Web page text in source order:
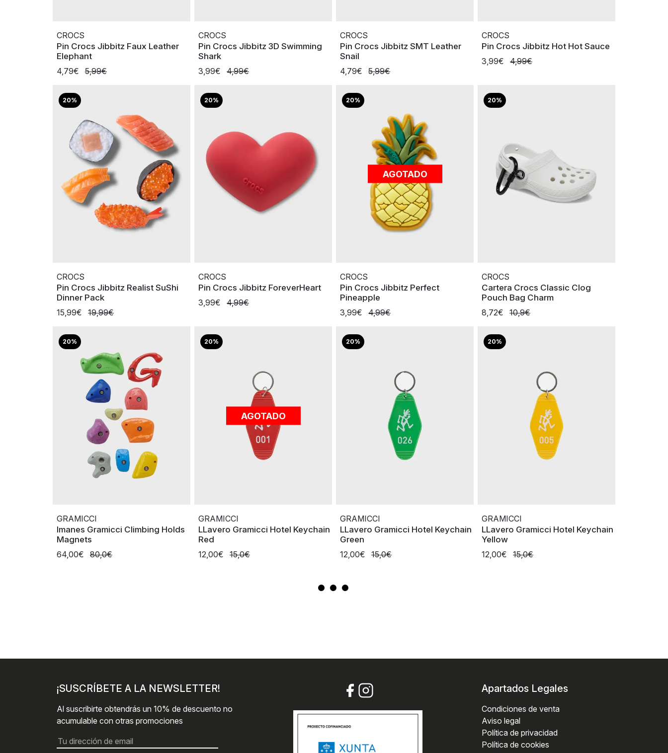
CROCS
Pin Crocs Jibbitz Faux Leather
Elephant
4,79€
5,99€
CROCS
Pin Crocs Jibbitz 3D Swimming
Shark
3,99€
4,99€
CROCS
Pin Crocs Jibbitz SMT Leather
Snail
4,79€
5,99€
CROCS
Pin Crocs Jibbitz Hot Hot Sauce
3,99€
4,99€
20%
CROCS
Pin Crocs Jibbitz Realist SuShi
Dinner Pack
15,99€
19,99€
20%
CROCS
Pin Crocs Jibbitz ForeverHeart
3,99€
4,99€
20%
AGOTADO
CROCS
Pin Crocs Jibbitz Perfect
Pineapple
3,99€
4,99€
20%
CROCS
Cartera Crocs Classic Clog
Pouch Bag Charm
8,72€
10,9€
20%
GRAMICCI
Imanes Gramicci Climbing Holds
Magnets
64,00€
80,0€
20%
AGOTADO
GRAMICCI
LLavero Gramicci Hotel Keychain
Red
12,00€
15,0€
20%
GRAMICCI
LLavero Gramicci Hotel Keychain
Green
12,00€
15,0€
20%
GRAMICCI
LLavero Gramicci Hotel Keychain
Yellow
12,00€
15,0€
¡SUSCRÍBETE A LA NEWSLETTER!
Al suscribirte obtendrás un 10% de descuento no
acumulable con otras promociones
Apartados Legales
Condiciones de venta
Aviso legal
Política de privacidad
Política de cookies